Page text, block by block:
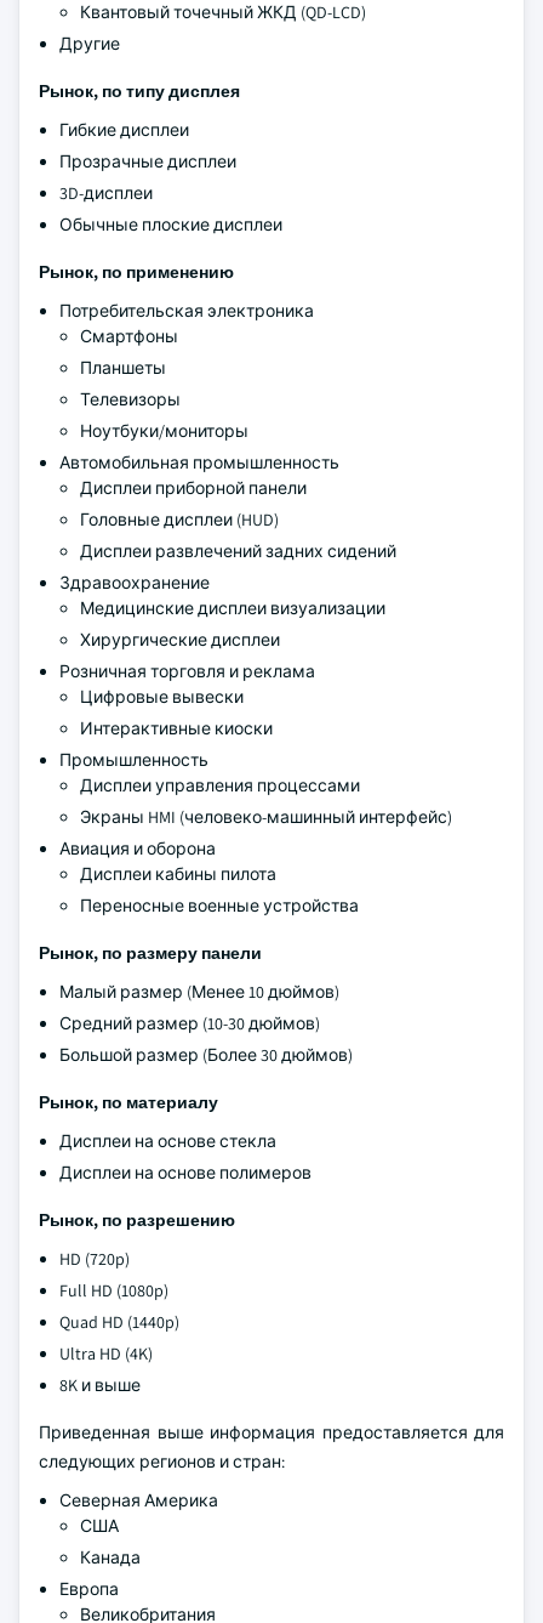
Квантовый точечный ЖКД (QD-LCD)
Другие
Рынок, по типу дисплея
Гибкие дисплеи
Прозрачные дисплеи
3D-дисплеи
Обычные плоские дисплеи
Рынок, по применению
Потребительская электроника
Смартфоны
Планшеты
Телевизоры
Ноутбуки/мониторы
Автомобильная промышленность
Дисплеи приборной панели
Головные дисплеи (HUD)
Дисплеи развлечений задних сидений
Здравоохранение
Медицинские дисплеи визуализации
Хирургические дисплеи
Розничная торговля и реклама
Цифровые вывески
Интерактивные киоски
Промышленность
Дисплеи управления процессами
Экраны HMI (человеко-машинный интерфейс)
Авиация и оборона
Дисплеи кабины пилота
Переносные военные устройства
Рынок, по размеру панели
Малый размер (Менее 10 дюймов)
Средний размер (10-30 дюймов)
Большой размер (Более 30 дюймов)
Рынок, по материалу
Дисплеи на основе стекла
Дисплеи на основе полимеров
Рынок, по разрешению
HD (720p)
Full HD (1080p)
Quad HD (1440p)
Ultra HD (4K)
8K и выше
Приведенная выше информация предоставляется для
следующих регионов и стран:
Северная Америка
США
Канада
Европа
Великобритания